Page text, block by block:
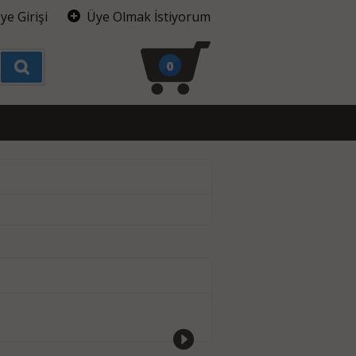
Girişi Üye Olmak İstiyorum
0